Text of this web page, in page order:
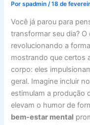
Porspadmin/18 de
Você já parou para
transformar seu dia?
revolucionando a
mostrando que certos
corpo: eles
geral. Imagine incluir
estimulam a produção
elevam o humor de
bem-estar mental